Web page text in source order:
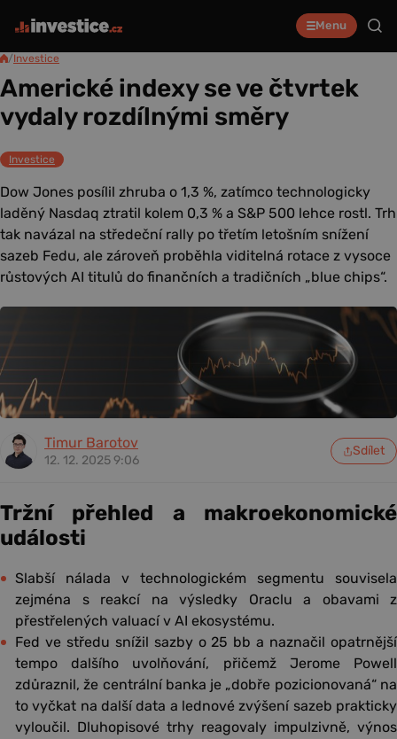
Menu
/Investice
Americké indexy se ve čtvrtek
vydaly rozdílnými směry
Investice
Dow Jones posílil zhruba o 1,3 %, zatímco technologicky
laděný Nasdaq ztratil kolem 0,3 % a S&P 500 lehce rostl. Trh
tak navázal na středeční rally po třetím letošním snížení
sazeb Fedu, ale zároveň proběhla viditelná rotace z vysoce
růstových AI titulů do finančních a tradičních „blue chips“.
Timur Barotov
12. 12. 2025 9:06
Sdílet
Tržní přehled a makroekonomické
události
Slabší nálada v technologickém segmentu souvisela
zejména s reakcí na výsledky Oraclu a obavami z
přestřelených valuací v AI ekosystému.
Fed ve středu snížil sazby o 25 bb a naznačil opatrnější
tempo dalšího uvolňování, přičemž Jerome Powell
zdůraznil, že centrální banka je „dobře pozicionovaná“ na
to vyčkat na další data a lednové zvýšení sazeb prakticky
vyloučil. Dluhopisové trhy reagovaly impulzivně, výnos